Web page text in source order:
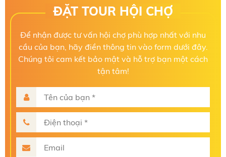
ĐẶT TOUR HỘI CHỢ
Để nhận được tư vấn hội chợ phù hợp nhất với nhu
cầu của bạn, hãy điền thông tin vào form dưới đây.
Chúng tôi cam kết bảo mật và hỗ trợ bạn một cách
tận tâm!